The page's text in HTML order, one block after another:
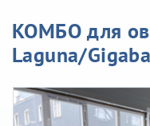
КОМБО для
Laguna/